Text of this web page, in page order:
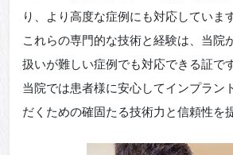
り、より高度な症例にも対応しています
これらの専門的な技術と経験は、当院
扱いが難しい症例でも対応できる証です
当院では患者様に安心してインプラン
だくための確固たる技術力と信頼性を